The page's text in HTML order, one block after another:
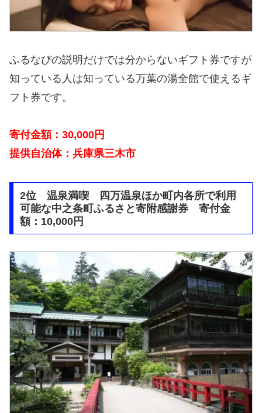
ふるなびの説明だけでは分からないギフト券ですが
知っている人は知っている万葉の湯全館で使えるギ
フト券です。
寄付金額：30,000円
提供自治体：兵庫県三木市
2位 温泉満喫 四万温泉ほか町内各所で利用
可能な中之条町ふるさと寄附感謝券 寄付金
額：10,000円